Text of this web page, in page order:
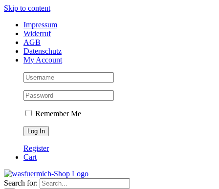
Skip to content
Impressum
Widerruf
AGB
Datenschutz
My Account
Remember Me
Register
Cart
Search for: